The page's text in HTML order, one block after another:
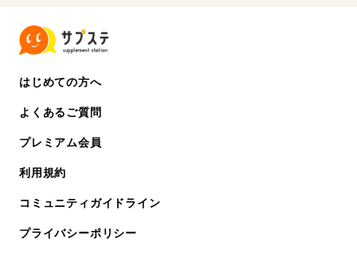
はじめての方へ
よくあるご質問
プレミアム会員
利用規約
コミュニティガイドライン
プライバシーポリシー